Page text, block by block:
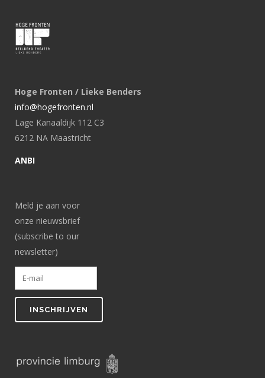
Hoge Fronten / Lieke Benders
info@hogefronten.nl
Lage Kanaaldijk 112 C3
6212 NA Maastricht
ANBI
Meld je aan voor
onze nieuwsbrief
(subscribe to our
newsletter)